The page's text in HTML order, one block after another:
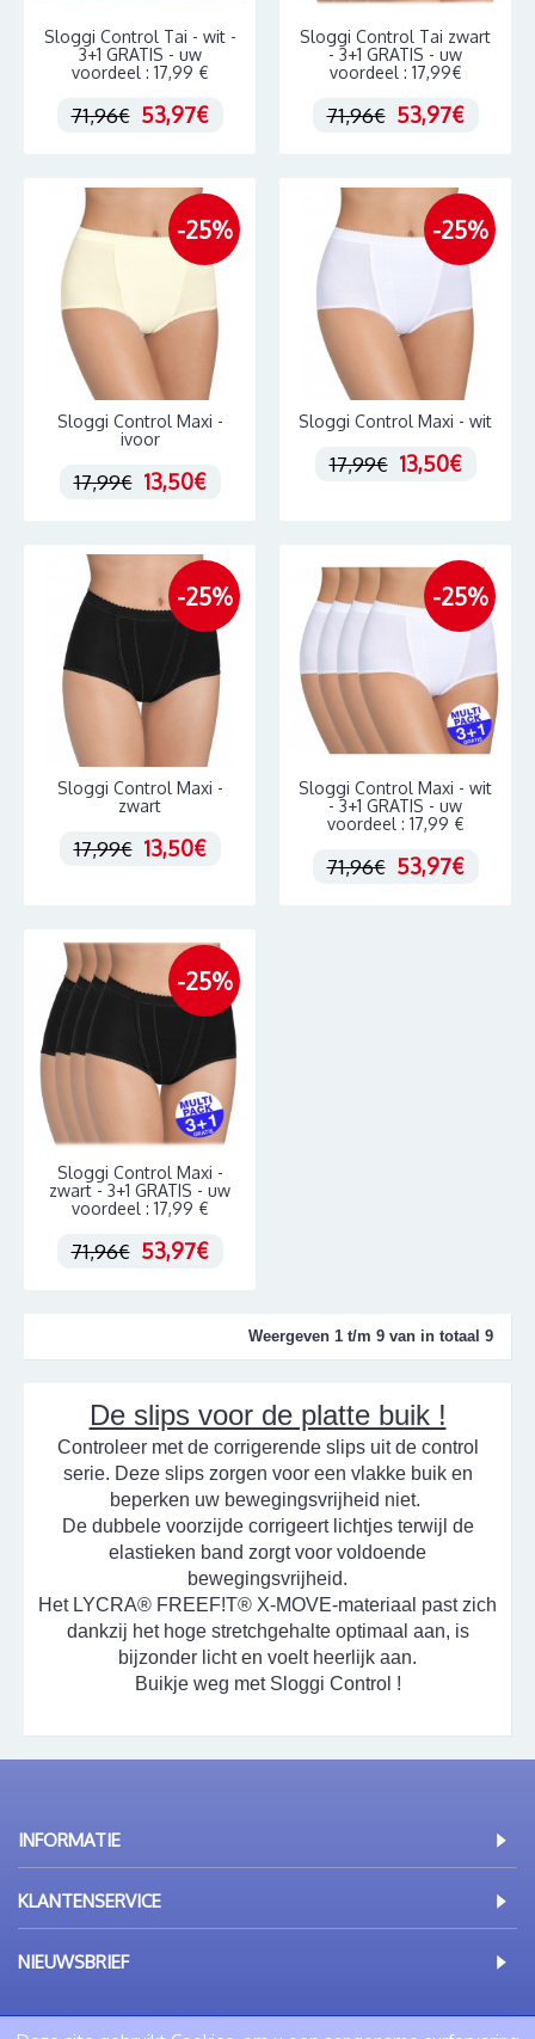
Sloggi Control Tai - wit -
3+1 GRATIS - uw
voordeel : 17,99 €
71,96€ 53,97€
Sloggi Control Tai zwart
- 3+1 GRATIS - uw
voordeel : 17,99€
71,96€ 53,97€
-25%
Sloggi Control Maxi -
ivoor
17,99€ 13,50€
-25%
Sloggi Control Maxi - wit
17,99€ 13,50€
-25%
Sloggi Control Maxi -
zwart
17,99€ 13,50€
-25%
Sloggi Control Maxi - wit
- 3+1 GRATIS - uw
voordeel : 17,99 €
71,96€ 53,97€
-25%
Sloggi Control Maxi -
zwart - 3+1 GRATIS - uw
voordeel : 17,99 €
71,96€ 53,97€
Weergeven 1 t/m 9 van in totaal 9
De slips voor de platte buik !
Controleer met de corrigerende slips uit de control
serie. Deze slips zorgen voor een vlakke buik en
beperken uw bewegingsvrijheid niet.
De dubbele voorzijde corrigeert lichtjes terwijl de
elastieken band zorgt voor voldoende
bewegingsvrijheid.
Het LYCRA® FREEF!T® X-MOVE-materiaal past zich
dankzij het hoge stretchgehalte optimaal aan, is
bijzonder licht en voelt heerlijk aan.
Buikje weg met Sloggi Control !
INFORMATIE
KLANTENSERVICE
NIEUWSBRIEF